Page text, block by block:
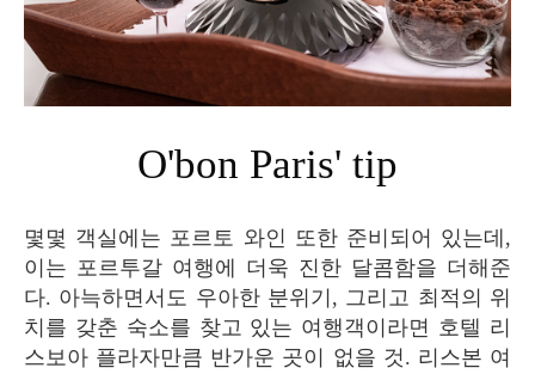
O'bon Paris' tip
몇몇 객실에는 포르토 와인 또한 준비되어 있는데,
이는 포르투갈 여행에 더욱 진한 달콤함을 더해준
다. 아늑하면서도 우아한 분위기, 그리고 최적의 위
치를 갖춘 숙소를 찾고 있는 여행객이라면 호텔 리
스보아 플라자만큼 반가운 곳이 없을 것. 리스본 여